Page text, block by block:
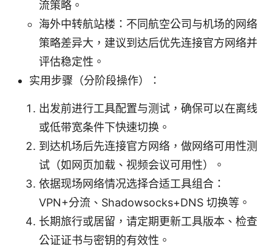
流策略。
海外中转航站楼：不同航空公司与机场的网络
策略差异大，建议到达后优先连接官方网络并
评估稳定性。
实用步骤（分阶段操作）：
出发前进行工具配置与测试，确保可以在离线
或低带宽条件下快速切换。
到达机场后先连接官方网络，做网络可用性测
试（如网页加载、视频会议可用性）。
依据现场网络情况选择合适工具组合：
VPN+分流、Shadowsocks+DNS 切换等。
长期旅行或居留，请定期更新工具版本、检查
公证证书与密钥的有效性。